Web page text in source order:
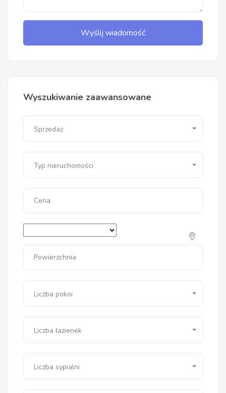
Wyślij wiadomość
Wyszukiwanie zaawansowane
Sprzedaż
Typ nieruchomości
Cena
Powierzchnia
Liczba pokoi
Liczba łazienek
Liczba sypialni